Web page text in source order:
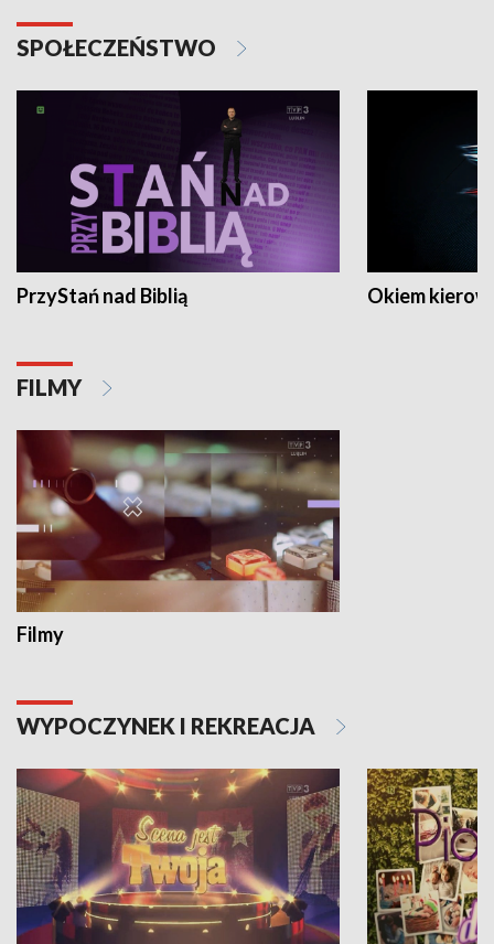
SPOŁECZEŃSTWO
PrzyStań nad Biblią Okiem
FILMY
Filmy
WYPOCZYNEK I REKREACJA